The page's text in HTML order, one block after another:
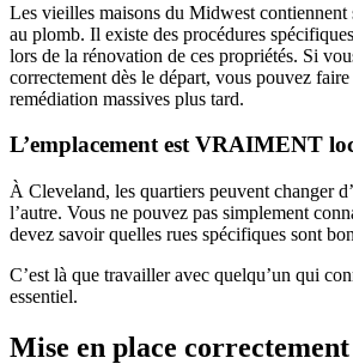
Les vieilles maisons du Midwest contiennent
au plomb. Il existe des procédures
lors de la rénovation de ces propriétés. Si
correctement dès le départ, vous pouvez
remédiation massives plus tard.
L’emplacement est VRAIMENT
À Cleveland, les quartiers peuvent changer
l’autre. Vous ne pouvez pas simplement
devez savoir quelles rues spécifiques sont
C’est là que travailler avec quelqu’un qui
essentiel.
Mise en place correctement